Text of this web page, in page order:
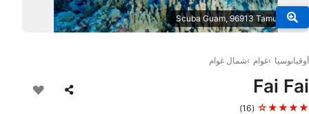
© Scuba Guam, 96913 Tamuning
أوقيانوسيا غوام شمال غوام
Fai Fai
★★★★☆
(16)